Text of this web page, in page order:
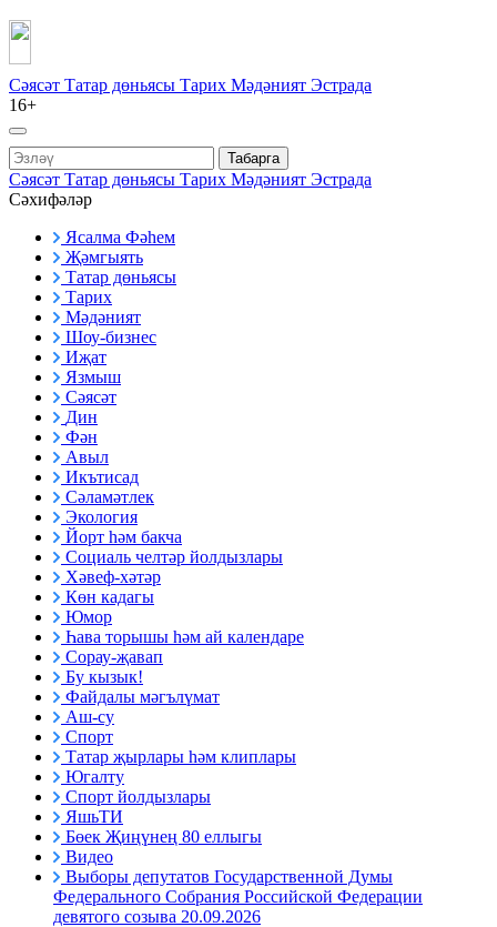
Сәясәт Татар дөньясы Тарих Мәдәният Эстрада
16+
Табарга
Сәясәт Татар дөньясы Тарих Мәдәният Эстрада
Сәхифәләр
Ясалма Фәһем
Җәмгыять
Татар дөньясы
Тарих
Мәдәният
Шоу-бизнес
Иҗат
Язмыш
Сәясәт
Дин
Фән
Авыл
Икътисад
Сәламәтлек
Экология
Йорт һәм бакча
Социаль челтәр йолдызлары
Хәвеф-хәтәр
Көн кадагы
Юмор
Һава торышы һәм ай календаре
Сорау-җавап
Бу кызык!
Файдалы мәгълүмат
Аш-су
Спорт
Татар җырлары һәм клиплары
Югалту
Спорт йолдызлары
ЯшьТИ
Бөек Җиңүнең 80 еллыгы
Видео
Выборы депутатов Государственной Думы
Федерального Собрания Российской Федерации
девятого созыва 20.09.2026